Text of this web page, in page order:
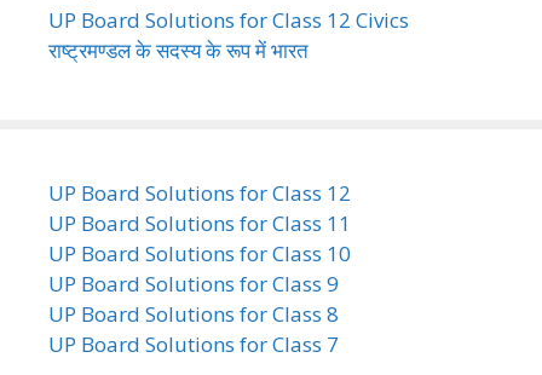
UP Board Solutions for Class 12 Civics
राष्ट्रमण्डल के सदस्य के रूप में भारत
UP Board Solutions for Class 12
UP Board Solutions for Class 11
UP Board Solutions for Class 10
UP Board Solutions for Class 9
UP Board Solutions for Class 8
UP Board Solutions for Class 7